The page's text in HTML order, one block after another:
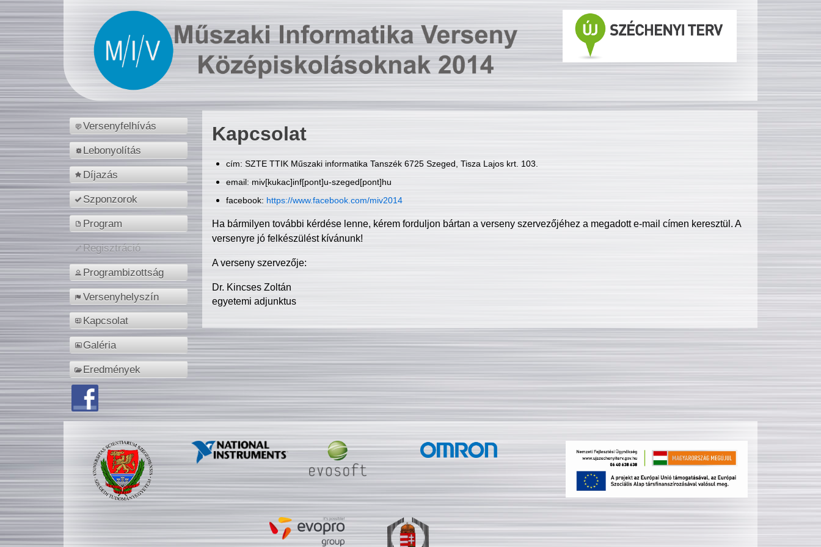
Versenyfelhívás
Lebonyolítás
Díjazás
Szponzorok
Program
Regisztráció
Programbizottság
Versenyhelyszín
Kapcsolat
Galéria
Eredmények
Kapcsolat
cím: SZTE TTIK Műszaki informatika Tanszék 6725 Szeged, Tisza Lajos krt. 103.
email: miv[kukac]inf[pont]u-szeged[pont]hu
facebook: https://www.facebook.com/miv2014
Ha bármilyen további kérdése lenne, kérem forduljon bártan a verseny szervezőjéhez a megadott e-mail címen keresztül. A
versenyre jó felkészülést kívánunk!
A verseny szervezője:
Dr. Kincses Zoltán
egyetemi adjunktus